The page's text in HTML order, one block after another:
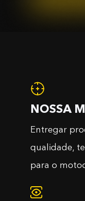
NOSSA
Entregar
qualidade,
para o